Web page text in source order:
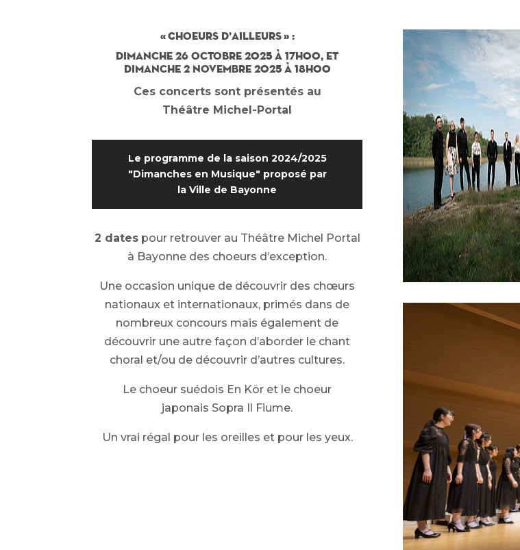
« Choeurs d’Ailleurs » :
dimanche 26 octobre 2025 à 17h00, et
dimanche 2 novembre 2025 à 18h00
Ces concerts sont présentés au
Théâtre Michel-Portal
Le programme de la saison 2024/2025
"Dimanches en Musique" proposé par
la Ville de Bayonne
2 datespour retrouverau Théâtre Michel Portal
à Bayonne des choeurs d’exception.
Une occasion unique de découvrir des chœurs
nationaux et internationaux, primés dans de
nombreux concours mais également de
découvrir une autre façon d’aborder le chant
choral et/ou de découvrir d’autres cultures.
Le choeur suédois En Kör et le choeur
japonais Sopra Il Fiume.
Un vrai régal pour les oreilles et pour les yeux.